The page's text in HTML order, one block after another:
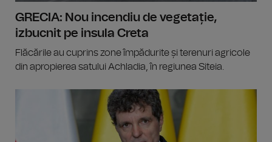
GRECIA: Nou incendiu de vegetație,
izbucnit pe insula Creta
Flăcările au cuprins zone împădurite și terenuri agricole
din apropierea satului Achladia, în regiunea Siteia.